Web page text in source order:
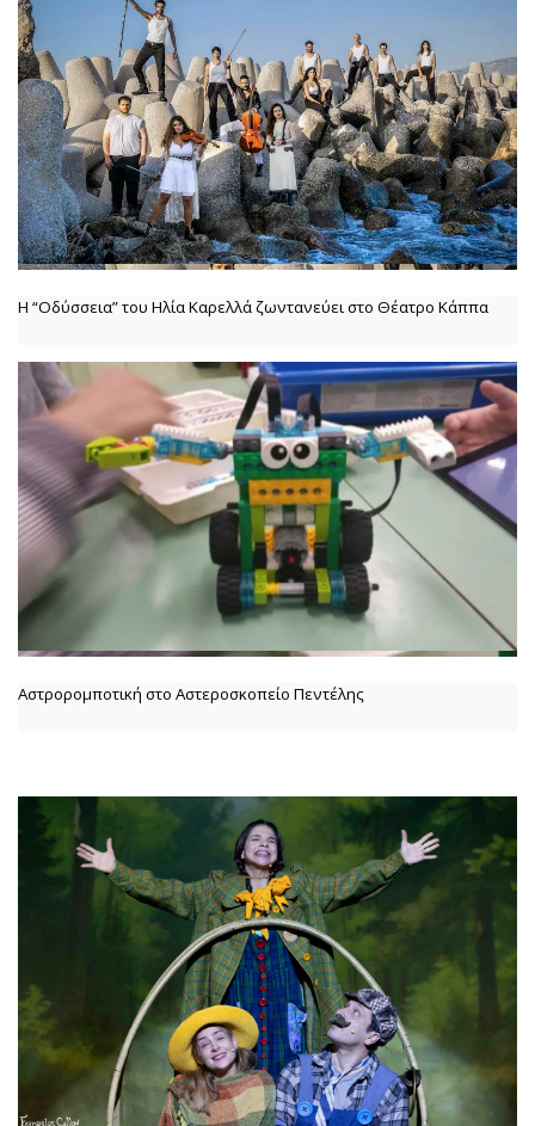
Η “Οδύσσεια” του Ηλία Καρελλά ζωντανεύει στο Θέατρο Κάππα
Αστρορομποτική στο Αστεροσκοπείο Πεντέλης